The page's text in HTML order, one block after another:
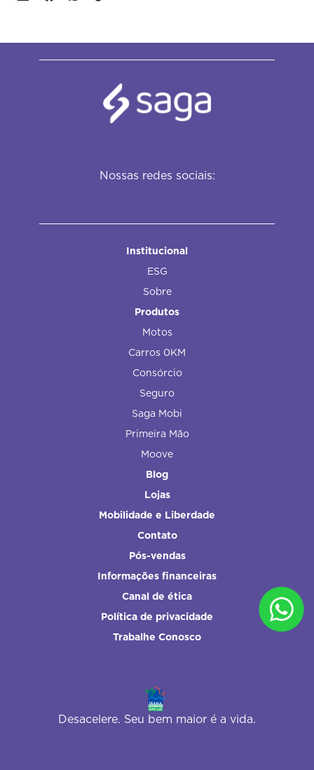
Nossas redes sociais:
Institucional
ESG
Sobre
Produtos
Motos
Carros 0KM
Consórcio
Seguro
Saga Mobi
Primeira Mão
Moove
Blog
Lojas
Mobilidade e Liberdade
Contato
Pós-vendas
Informações financeiras
Canal de ética
Política de privacidade
Trabalhe Conosco
Desacelere. Seu bem maior é a vida.